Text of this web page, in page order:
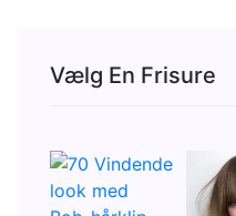
Vælg En Frisure